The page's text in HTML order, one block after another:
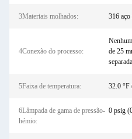
3Materiais molhados: 316
4Conexão do processo:
de 25
5Faixa de temperatura: 32.0 °F
6Lâmpada de gama de pressão-
hémio:
0 psig